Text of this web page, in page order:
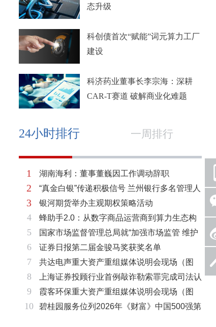
态升级
科创债首次“赋能”词元算力工厂
建设
科济药业董事长李宗海：深耕
CAR-T赛道 破解商业化难题
24小时排行 一周排行
1
2
3
4
5
6
7
8
9
10
湖南海利：董事董巍因工作调动辞职
“真金白银”传递积极信号 兰州银行多名管理人
员拟增持公司股份不低于600万元
银河期货举办主观期权策略活动
蜂助手2.0：从数字商品运营商到算力生态构
建者的跃迁
国家市场监督管理总局就“加强市场监管 维护
市场秩序”答记者问
证券日报第二届金骏马奖获奖名单
共达电声重大资产重组媒体说明会现场（图
片）
上海证券投顾行业首例敲诈勒索罪完成司法认
定 司法机关重拳打击“职业索赔人”
霞客环保重大资产重组媒体说明会现场（图
片）
碧桂园服务位列2026年《财富》中国500强第